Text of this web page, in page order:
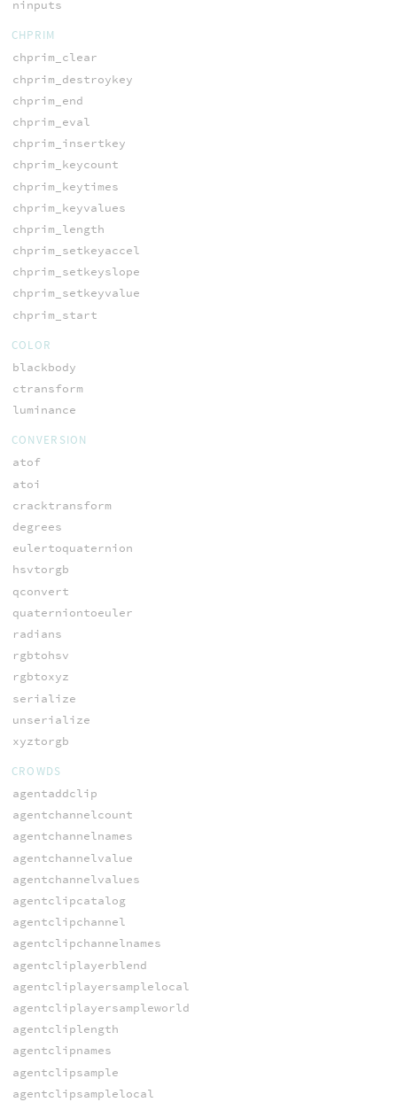
ninputs
CHPRIM
chprim_clear
chprim_destroykey
chprim_end
chprim_eval
chprim_insertkey
chprim_keycount
chprim_keytimes
chprim_keyvalues
chprim_length
chprim_setkeyaccel
chprim_setkeyslope
chprim_setkeyvalue
chprim_start
COLOR
blackbody
ctransform
luminance
CONVERSION
atof
atoi
cracktransform
degrees
eulertoquaternion
hsvtorgb
qconvert
quaterniontoeuler
radians
rgbtohsv
rgbtoxyz
serialize
unserialize
xyztorgb
CROWDS
agentaddclip
agentchannelcount
agentchannelnames
agentchannelvalue
agentchannelvalues
agentclipcatalog
agentclipchannel
agentclipchannelnames
agentcliplayerblend
agentcliplayersamplelocal
agentcliplayersampleworld
agentcliplength
agentclipnames
agentclipsample
agentclipsamplelocal